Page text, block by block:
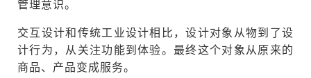
管理意识。
交互设计和传统工业设计相比，设计对象从物到了设
计行为，从关注功能到体验。最终这个对象从原来的
商品、产品变成服务。